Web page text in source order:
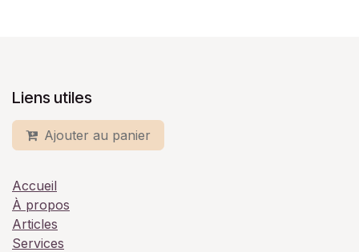
Liens utiles
Ajouter au panier
Accueil
À propos
Articles
Services